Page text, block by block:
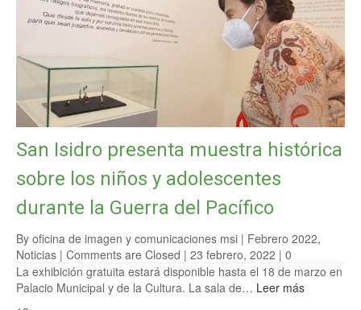
San Isidro presenta muestra histórica
sobre los niños y adolescentes
durante la Guerra del Pacífico
By oficina de imagen y comunicaciones msi | Febrero 2022,
Noticias | Comments are Closed | 23 febrero, 2022 | 0
La exhibición gratuita estará disponible hasta el 18 de marzo en
Palacio Municipal y de la Cultura. La sala de… Leer más